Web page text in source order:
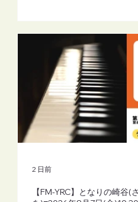
【FM-YRC】となりの崎谷(
2 日前